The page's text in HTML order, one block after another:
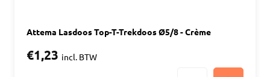
Attema Lasdoos Top-T-Trekdoos Ø5/8 - Crème
€1,23 incl. BTW